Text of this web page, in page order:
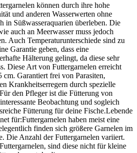
können durch ihre hohe
und anderen Wasserwerten ohne
in Süßwasseraquarien überleben. Die
auch an Meerwasser muss jedoch
Auch Temperaturunterschiede sind zu
Garantie geben, dass eine
Hälterung gelingt, da diese sehr
Diese Art von Futtergarnelen erreicht
cm. Garantiert frei von Parasiten,
Krankheitserregern durch spezielle
den Pfleger ist die Fütterung von
Beobachtung und sogleich
Fütterung für deine Fische.Lebende
für:Futtergarnelen haben meist eine
finden sich größere Garnelen im
Die Anzahl der Futtergarnelen variiert.
sind diese nicht für kleine